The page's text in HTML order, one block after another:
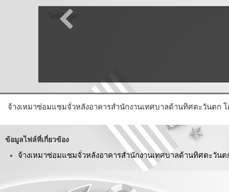
ไม่มีข้อมูล!!
จ้างเหมาซ่อมแซมจั่วหลังอาคารสำนักงานเทศบาลด้านทิศตะวันตก โ
ข้อมูลไฟล์ที่เกี่ยวข้อง
จ้างเหมาซ่อมแซมจั่วหลังอาคารสำนักงานเทศบาลด้านทิศตะวันต